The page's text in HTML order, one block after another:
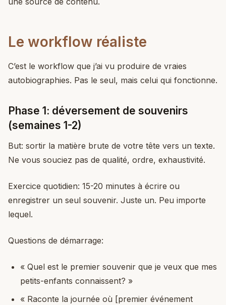
Le workflow réaliste
C’est le workflow que j’ai vu produire de vraies
autobiographies. Pas le seul, mais celui qui fonctionne.
Phase 1: déversement de souvenirs
(semaines 1-2)
But: sortir la matière brute de votre tête vers un texte.
Ne vous souciez pas de qualité, ordre, exhaustivité.
Exercice quotidien: 15-20 minutes à écrire ou
enregistrer un seul souvenir. Juste un. Peu importe
lequel.
Questions de démarrage:
« Quel est le premier souvenir que je veux que mes
petits-enfants connaissent? »
« Raconte la journée où [premier événement